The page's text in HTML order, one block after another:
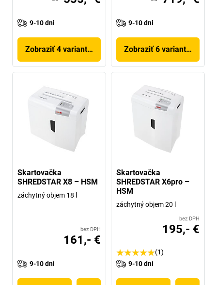
9-10 dni
Zobraziť 4 variantov
9-10 dni
Zobraziť 6 variantov
Skartovačka
SHREDSTAR X8 – HSM
záchytný objem 18 l
bez DPH
161,- €
9-10 dni
Skartovačka
SHREDSTAR X6pro –
HSM
záchytný objem 20 l
bez DPH
195,- €
(1)
9-10 dni